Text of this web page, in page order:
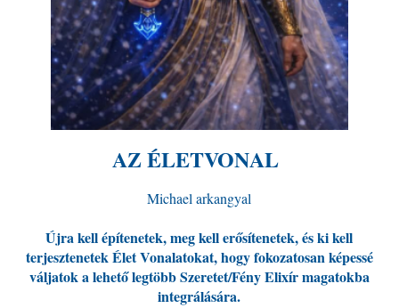
AZ ÉLETVONAL
Michael arkangyal
Újra kell építenetek, meg kell erősítenetek, és ki kell
terjesztenetek Élet Vonalatokat, hogy fokozatosan képessé
váljatok a lehető legtöbb Szeretet/Fény Elixír magatokba
integrálására.